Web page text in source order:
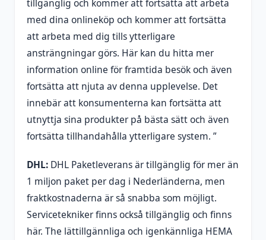
tillgänglig och kommer att fortsätta att arbeta
med dina onlineköp och kommer att fortsätta
att arbeta med dig tills ytterligare
ansträngningar görs. Här kan du hitta mer
information online för framtida besök och även
fortsätta att njuta av denna upplevelse. Det
innebär att konsumenterna kan fortsätta att
utnyttja sina produkter på bästa sätt och även
fortsätta tillhandahålla ytterligare system. ”
DHL: DHL Paketleverans är tillgänglig för mer än
1 miljon paket per dag i Nederländerna, men
fraktkostnaderna är så snabba som möjligt.
Servicetekniker finns också tillgänglig och finns
här. The lättillgännliga och igenkännliga HEMA